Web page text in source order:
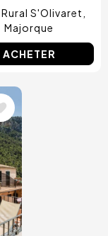
S'Olivaret
Majorque
ACHETER